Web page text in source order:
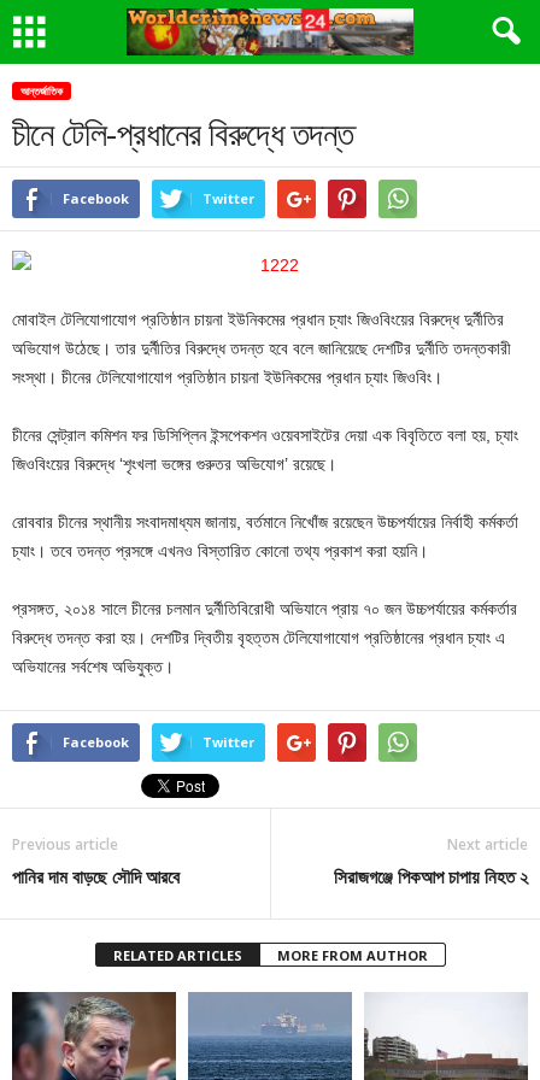
আন্তর্জাতিক
চীনে টেলি-প্রধানের বিরুদ্ধে তদন্ত
Facebook Twitter
মোবাইল টেলিযোগাযোগ প্রতিষ্ঠান চায়না ইউনিকমের প্রধান চ্যাং জিওবিংয়ের বিরুদ্ধে দুর্নীতির
অভিযোগ উঠেছে। তার দুর্নীতির বিরুদ্ধে তদন্ত হবে বলে জানিয়েছে দেশটির দুর্নীতি তদন্তকারী
সংস্থা। চীনের টেলিযোগাযোগ প্রতিষ্ঠান চায়না ইউনিকমের প্রধান চ্যাং জিওবিং।
চীনের সেন্ট্রাল কমিশন ফর ডিসিপ্লিন ইন্সপেকশন ওয়েবসাইটের দেয়া এক বিবৃতিতে বলা হয়, চ্যাং
জিওবিংয়ের বিরুদ্ধে ‘শৃংখলা ভঙ্গের গুরুতর অভিযোগ’ রয়েছে।
রোববার চীনের স্থানীয় সংবাদমাধ্যম জানায়, বর্তমানে নিখোঁজ রয়েছেন উচ্চপর্যায়ের নির্বাহী কর্মকর্তা
চ্যাং। তবে তদন্ত প্রসঙ্গে এখনও বিস্তারিত কোনো তথ্য প্রকাশ করা হয়নি।
প্রসঙ্গত, ২০১৪ সালে চীনের চলমান দুর্নীতিবিরোধী অভিযানে প্রায় ৭০ জন উচ্চপর্যায়ের কর্মকর্তার
বিরুদ্ধে তদন্ত করা হয়। দেশটির দ্বিতীয় বৃহত্তম টেলিযোগাযোগ প্রতিষ্ঠানের প্রধান চ্যাং এ
অভিযানের সর্বশেষ অভিযুক্ত।
Facebook Twitter
Previous article
পানির দাম বাড়ছে সৌদি আরবে
Next article
সিরাজগঞ্জে পিকআপ চাপায় নিহত ২
RELATED ARTICLES MORE FROM AUTHOR